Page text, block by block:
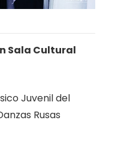
Sala Cultural
Juvenil del
Rusas